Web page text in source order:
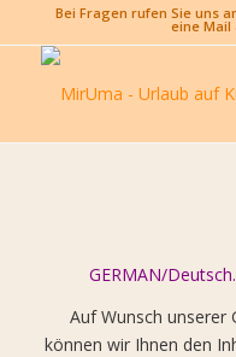
Bei Fragen rufen Sie uns
eine Mail
GERMAN/Deutsch.
Auf Wunsch unserer
können wir Ihnen den